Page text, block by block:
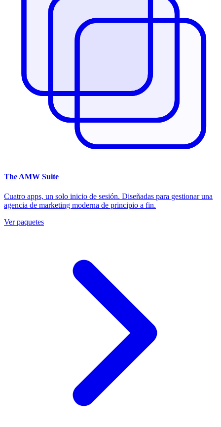
The AMW Suite
Cuatro apps, un solo inicio de sesión. Diseñadas para gestionar una
agencia de marketing moderna de principio a fin.
Ver paquetes